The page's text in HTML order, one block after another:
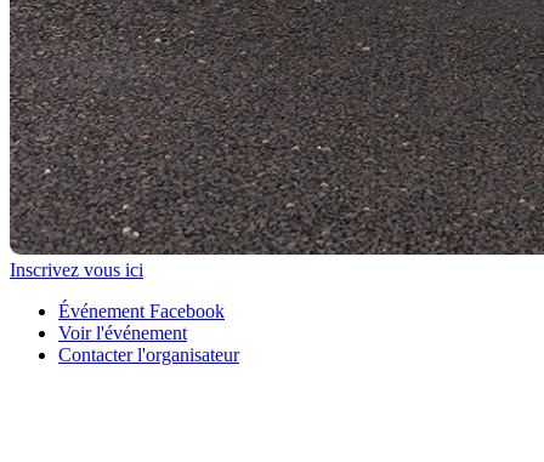
Inscrivez vous ici
Événement Facebook
Voir l'événement
Contacter l'organisateur